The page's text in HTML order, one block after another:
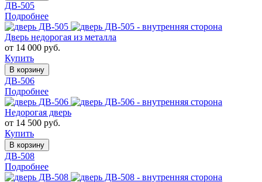
ДВ-505
Подробнее
Дверь недорогая из металла
от 14 000 руб.
Купить
В корзину
ДВ-506
Подробнее
Недорогая дверь
от 14 500 руб.
Купить
В корзину
ДВ-508
Подробнее